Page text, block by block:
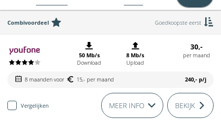
Combivoordeel Goedkoopste eerst
50 Mb/s
Download
8 Mb/s
Upload
30,-
per maand
8 maanden voor 15,- per maand 240,- p/j
Vergelijken MEER INFO BEKIJK